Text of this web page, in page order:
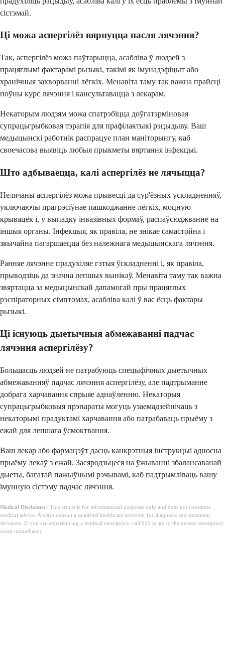
сістэмай.
Ці можа аспергілёз вярнуцца пасля лячэння?
Так, аспергілёз можа паўтарыцца, асабліва ў людзей з
працяглымі фактарамі рызыкі, такімі як імунадэфіцыт або
хранічныя захворванні лёгкіх. Менавіта таму так важна прайсці
поўны курс лячэння і кансультавацца з лекарам.
Некаторым людзям можа спатрэбіцца доўгатэрміновая
супрацьгрыбковая тэрапія для прафілактыкі рэцыдыву. Ваш
медыцынскі работнік распрацуе план маніторынгу, каб
своечасова выявіць любыя прыкметы вяртання інфекцыі.
Што адбываецца, калі аспергілёз не лячыцца?
Нелячаны аспергілёз можа прывесці да сур'ёзных ускладненняў,
уключаючы прагрэсіўнае пашкоджанне лёгкіх, моцную
крывацёк і, у выпадку інвазівных формаў, распаўсюджванне на
іншыя органы. Інфекцыя, як правіла, не знікае самастойна і
звычайна пагаршаецца без належнага медыцынскага лячэння.
Ранняе лячэнне прадухіляе гэтыя ўскладненні і, як правіла,
прыводзіць да значна лепшых вынікаў. Менавіта таму так важна
звяртацца за медыцынскай дапамогай пры працяглых
рэспіраторных сімптомах, асабліва калі ў вас ёсць фактары
рызыкі.
Ці існуюць дыетычныя абмежаванні падчас
лячэння аспергілёзу?
Большасць людзей не патрабуюць спецыфічных дыетычных
абмежаванняў падчас лячэння аспергілёзу, але падтрыманне
добрага харчавання спрыяе аднаўленню. Некаторыя
супрацьгрыбковыя прэпараты могуць узаемадзейнічаць з
некаторымі прадуктамі харчавання або патрабаваць прыёму з
ежай для лепшага ўсмоктвання.
Ваш лекар або фармацэўт дасць канкрэтныя інструкцыі адносна
прыёму лекаў з ежай. Засяродзьцеся на ўжыванні збалансаванай
дыеты, багатай пажыўнымі рэчывамі, каб падтрымліваць вашу
імунную сістэму падчас лячэння.
Medical Disclaimer: This article is for informational purposes only and does not constitute
medical advice. Always consult a qualified healthcare provider for diagnosis and treatment
decisions. If you are experiencing a medical emergency, call 911 or go to the nearest emergency
room immediately.